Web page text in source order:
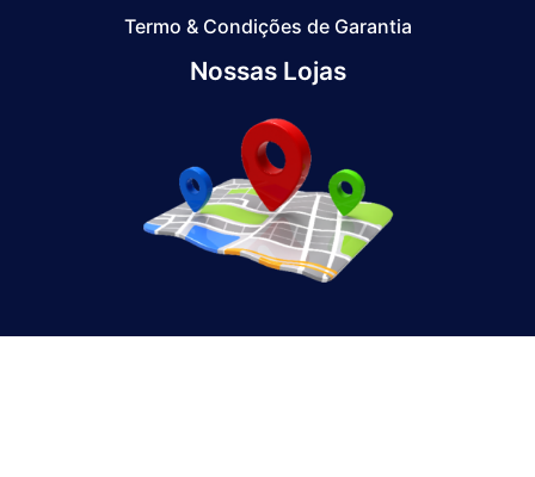
Termo & Condições de Garantia
Nossas Lojas